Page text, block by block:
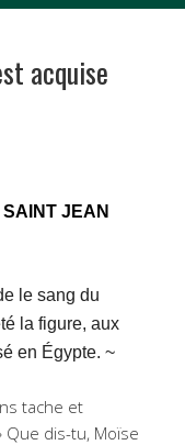
acquise
JEAN
le sang du
la figure, aux
en Égypte. ~
tache et
dis-tu, Moïse